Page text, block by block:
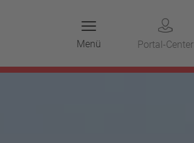
Menü Portal-Center